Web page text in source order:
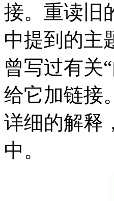
接。重读旧
中提到的主
曾写过有关
给它加链接
详细的解释
中。